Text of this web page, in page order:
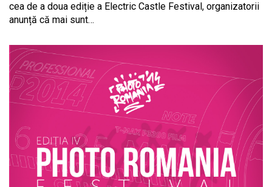
cea de a doua ediție a Electric Castle Festival, organizatorii
anunță că mai sunt…